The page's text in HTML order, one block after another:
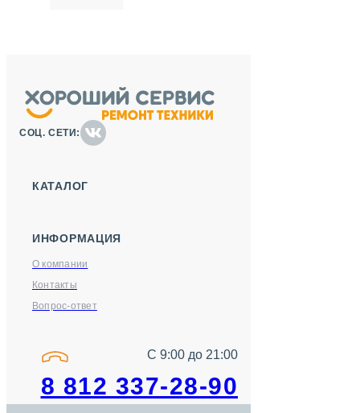
СОЦ. СЕТИ:
КАТАЛОГ
ИНФОРМАЦИЯ
О компании
Контакты
Вопрос-ответ
С 9:00 до 21:00
8 812 337-28-90